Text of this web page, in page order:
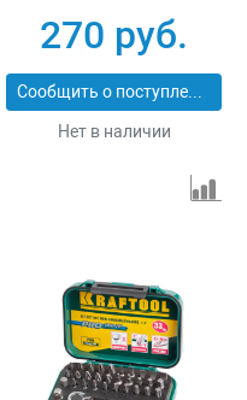
270 руб.
Сообщить о поступлении
Нет в наличии